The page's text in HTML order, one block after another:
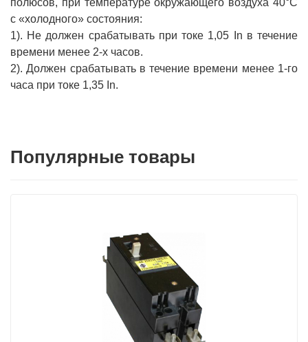
полюсов, при температуре окружающего воздуха 40°С
с «холодного» состояния:
1). Не должен срабатывать при токе 1,05 In в течение
времени менее 2-х часов.
2). Должен срабатывать в течение времени менее 1-го
часа при токе 1,35 In.
Популярные товары